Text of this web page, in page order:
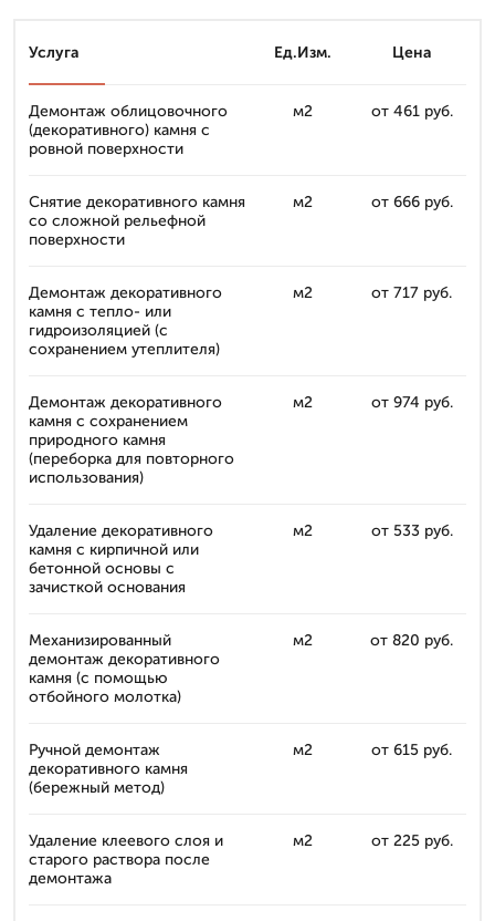
Услуга Ед.Изм. Цена
Демонтаж облицовочного
(декоративного) камня с
ровной поверхности
м2 от 461 руб.
Снятие декоративного камня
со сложной рельефной
поверхности
м2 от 666 руб.
Демонтаж декоративного
камня с тепло- или
гидроизоляцией (с
сохранением утеплителя)
м2 от 717 руб.
Демонтаж декоративного
камня с сохранением
природного камня
(переборка для повторного
использования)
м2 от 974 руб.
Удаление декоративного
камня с кирпичной или
бетонной основы с
зачисткой основания
м2 от 533 руб.
Механизированный
демонтаж декоративного
камня (с помощью
отбойного молотка)
м2 от 820 руб.
Ручной демонтаж
декоративного камня
(бережный метод)
м2 от 615 руб.
Удаление клеевого слоя и
старого раствора после
демонтажа
м2 от 225 руб.